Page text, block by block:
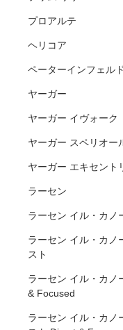
プロアルテ
ヘリコア
ペーターインフェルド
ヤーガー
ヤーガー イヴォーク
ヤーガー スペリオー
ヤーガー エキセント
ラーセン
ラーセン イル・カノ
ラーセン イル・カノ
スト
ラーセン イル・カノ
& Focused
ラーセン イル・カノ